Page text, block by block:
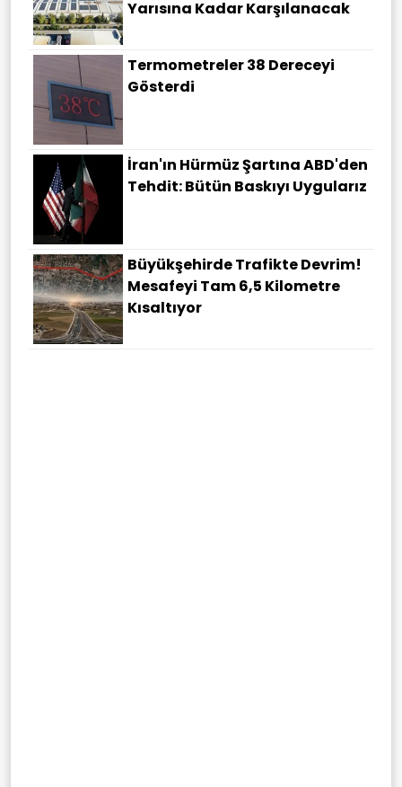
Yarısına Kadar Karşılanacak
Termometreler 38 Dereceyi
Gösterdi
İran'ın Hürmüz Şartına ABD'den
Tehdit: Bütün Baskıyı Uygularız
Büyükşehirde Trafikte Devrim!
Mesafeyi Tam 6,5 Kilometre
Kısaltıyor